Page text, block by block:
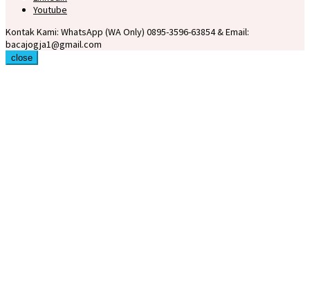
Youtube
Kontak Kami: WhatsApp (WA Only) 0895-3596-63854 & Email:
bacajogja1@gmail.com
close